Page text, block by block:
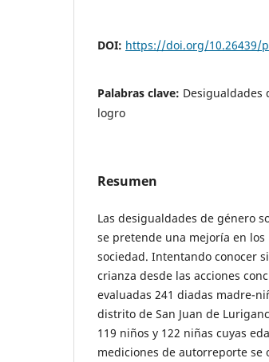
DOI: https://doi.org/10.26439/
Palabras clave: Desigualdades
logro
Resumen
Las desigualdades de género
se pretende una mejoría en
sociedad. Intentando conocer
crianza desde las acciones
evaluadas 241 diadas madre-
distrito de San Juan de
119 niños y 122 niñas cuyas
mediciones de autorreporte se